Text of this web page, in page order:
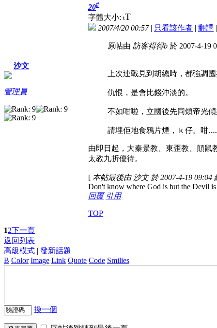
沙文
管理員
20#
字體大小: tT
2007/4/20 00:57| 只看該作者 | 翻譯
原帖由 訪客得得b 於 2007-4-19
上次連戰見到胡總時，都強調
仇恨，是會比錢沖淡的。
不如咁啦，立國後先同煩帝光
請埋佢地食鴉片煙，ｋ仔。咁
由即日起，大秦景教、東歪教、顛鼠
太教九折優待。
[ 本帖最後由 沙文 於 2007-4-19 09:04
Don't know where God is but the Devil is
回覆 引用
TOP
12下一頁
返回列表
高級模式 | 發新話題
B Color Image Link Quote Code Smilies
換一個